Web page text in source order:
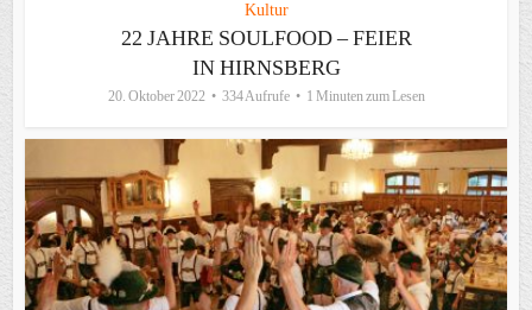
Kultur
22 JAHRE SOULFOOD – FEIER
IN HIRNSBERG
20. Oktober 2022 334 Aufrufe 1 Minuten zum Lesen